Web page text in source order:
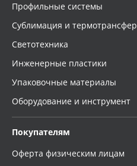
Профильные системы
Сублимация и термотрансфер
Светотехника
Инженерные пластики
Упаковочные материалы
Оборудование и инструмент
Покупателям
Оферта физическим лицам